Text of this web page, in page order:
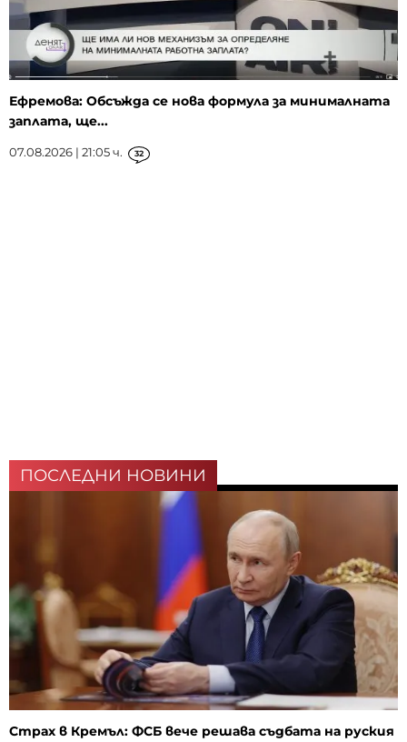
Ефремова: Обсъжда се нова формула за минималната
заплата, ще...
07.08.2026 | 21:05 ч. 32
ПОСЛЕДНИ НОВИНИ
Страх в Кремъл: ФСБ вече решава съдбата на руския